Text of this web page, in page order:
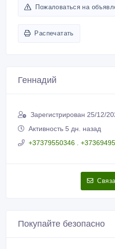
Пожаловаться на
Распечатать
Геннадий
Зарегистрирован 25/12/
Активность 5 дн. назад
+37379550346 .
Покупайте безопасно